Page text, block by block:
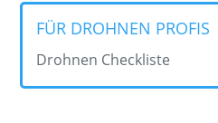
FÜR DROHNEN PROFIS
Drohnen Checkliste